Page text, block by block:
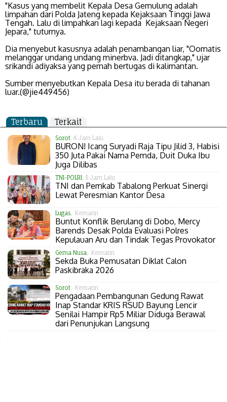
"Kasus yang membelit Kepala Desa Gemulung adalah
limpahan dari Polda Jateng kepada Kejaksaan Tinggi Jawa
Tengah. Lalu di limpahkan lagi kepada Kejaksaan Negeri
Jepara," tuturnya.
Dia menyebut kasusnya adalah penambangan liar, "Oomatis
melanggar undang undang minerbva. Jadi ditangkap," ujar
srikandi adiyaksa yang pernah bertugas di kalimantan.
Sumber menyebutkan Kepala Desa itu berada di tahanan
luar.(@jie449456)
Terbaru Terkait
Sorot, 4 Jam Lalu
BURON! Icang Suryadi Raja Tipu Jilid 3, Habisi
350 Juta Pakai Nama Pemda, Duit Duka Ibu
Juga Dilibas
TNI-POLRI, 8 Jam Lalu
TNI dan Pemkab Tabalong Perkuat Sinergi
Lewat Peresmian Kantor Desa
Lugas, Kemarin
Buntut Konflik Berulang di Dobo, Mercy
Barends Desak Polda Evaluasi Polres
Kepulauan Aru dan Tindak Tegas Provokator
Gema Nusa , Kemarin
Sekda Buka Pemusatan Diklat Calon
Paskibraka 2026
Sorot, Kemarin
Pengadaan Pembangunan Gedung Rawat
Inap Standar KRIS RSUD Bayung Lencir
Senilai Hampir Rp5 Miliar Diduga Berawal
dari Penunjukan Langsung